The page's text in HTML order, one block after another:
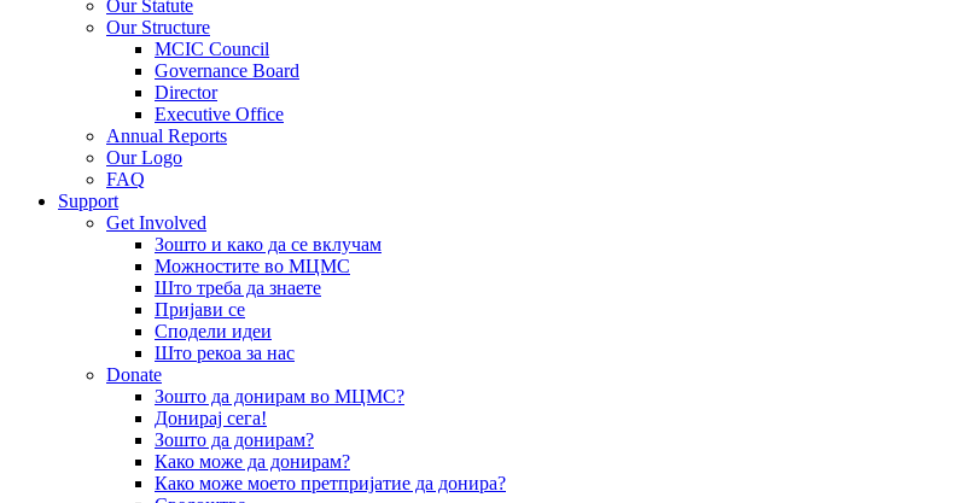
Our Statute
Our Structure
MCIC Council
Governance Board
Director
Executive Office
Annual Reports
Our Logo
FAQ
Support
Get Involved
Зошто и како да се вклучам
Можностите во МЦМС
Што треба да знаете
Пријави се
Сподели идеи
Што рекоа за нас
Donate
Зошто да донирам во МЦМС?
Донирај сега!
Зошто да донирам?
Како може да донирам?
Како може моето претпријатие да донира?